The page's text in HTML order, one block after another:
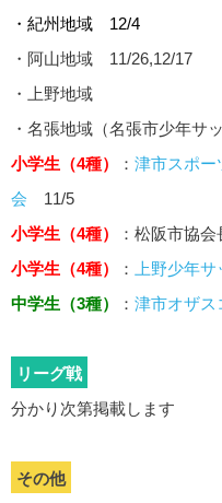
・紀州地域 12/4
・阿山地域 11/26,12/17
・上野地域
・名張地域（名張市少年
小学生（4種）
： 津市スポー
会 11/5
小学生（4種）
：松阪市協会
小学生（4種）
： 上野少年
中学生（3種）
： 津市オザス
リーグ戦
分かり次第掲載します
その他